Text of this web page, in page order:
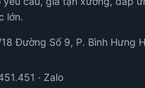
lớn.
Đường Số 9, P. Bình Hưng
· Zalo